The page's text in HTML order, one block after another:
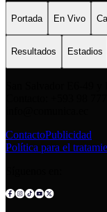
Portada En Vivo
Resultados Estadios
ContactoPublicidad
Política para el